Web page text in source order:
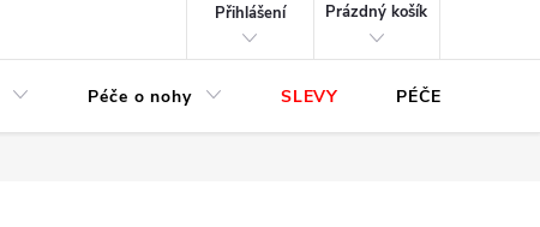
Přihlášení
Prázdný košík
Péče o nohy SLEVY PÉČE O OBUV